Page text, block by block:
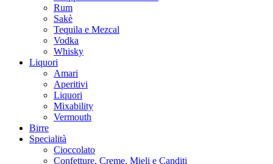
Rum
Sakè
Tequila e Mezcal
Vodka
Whisky
Liquori
Amari
Aperitivi
Liquori
Mixability
Vermouth
Birre
Specialità
Cioccolato
Confetture, Creme, Mieli e Canditi